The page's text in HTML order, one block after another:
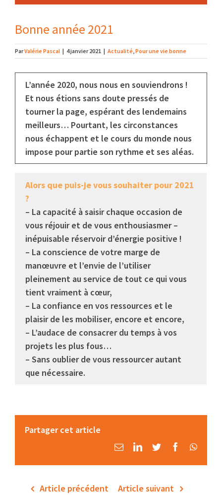
Bonne année 2021
ParValérie Pascal | 4 janvier 2021 | Actualité,Pour une vie bonne
L’année 2020, nous nous en souviendrons !
Et nous étions sans doute pressés de
tourner la page, espérant des lendemains
meilleurs… Pourtant, les circonstances
nous échappent et le cours du monde nous
impose pour partie son rythme et ses aléas.
Alors que puis-je vous souhaiter pour 2021
?
– La capacité à saisir chaque occasion de
vous réjouir et de vous enthousiasmer –
inépuisable réservoir d’énergie positive !
– La conscience de votre marge de
manœuvre et l’envie de l’utiliser
pleinement au service de tout ce qui vous
tient vraiment à cœur,
– La confiance en vos ressources et le
plaisir de les mobiliser, encore et encore,
– L’audace de consacrer du temps à vos
projets les plus fous…
– Sans oublier de vous ressourcer autant
que nécessaire.
Partager cet article
Facebook
Twitter
LinkedIn
Email
Article précédent Article suivant